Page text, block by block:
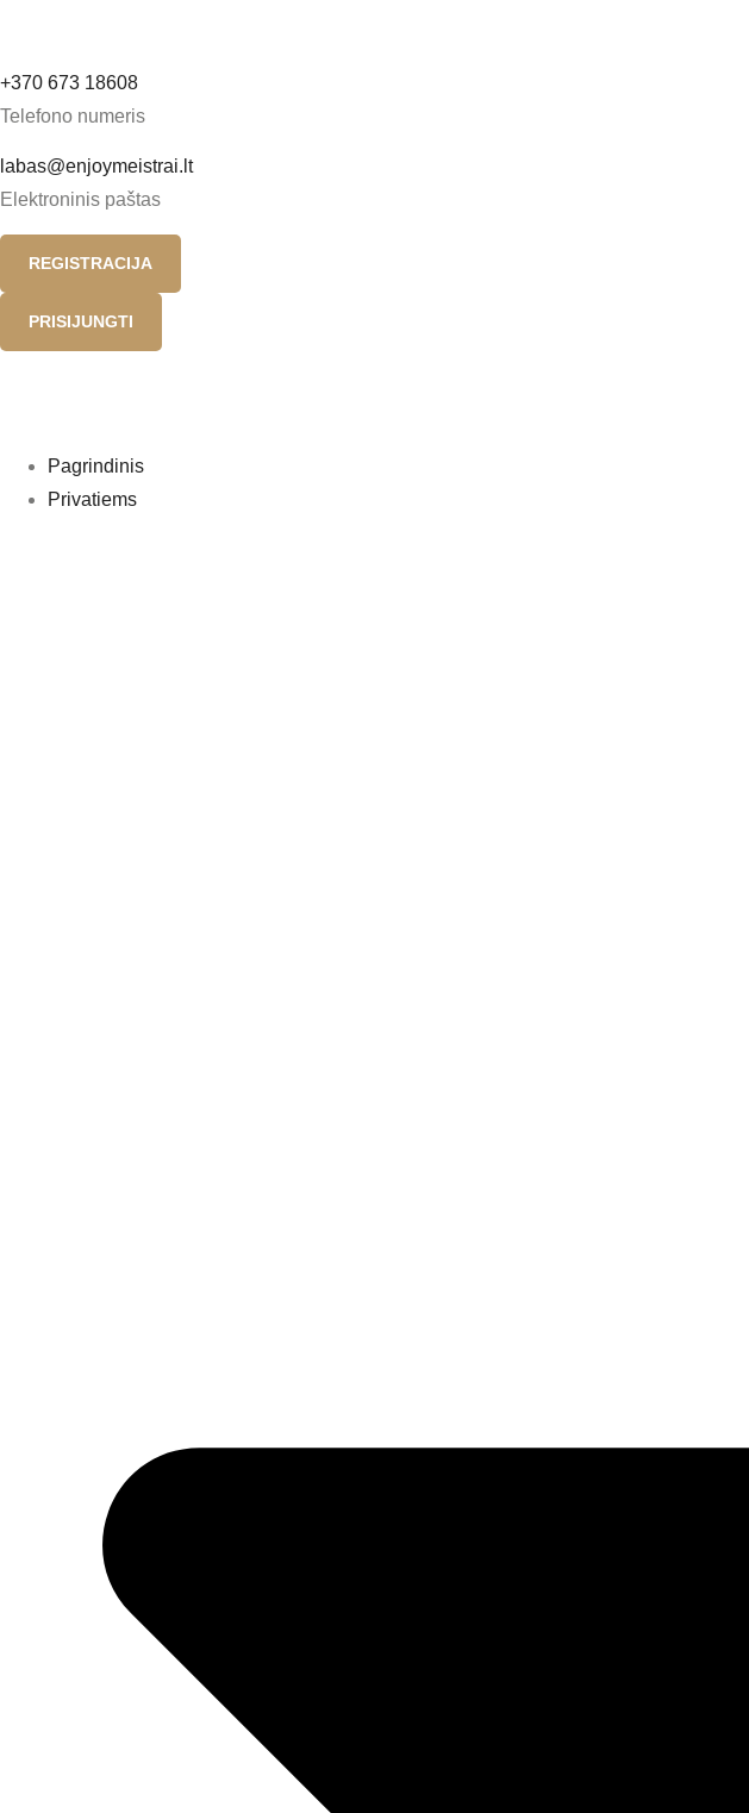
+370 673 18608
Telefono numeris
labas@enjoymeistrai.lt
Elektroninis paštas
REGISTRACIJA
PRISIJUNGTI
Pagrindinis
Privatiems